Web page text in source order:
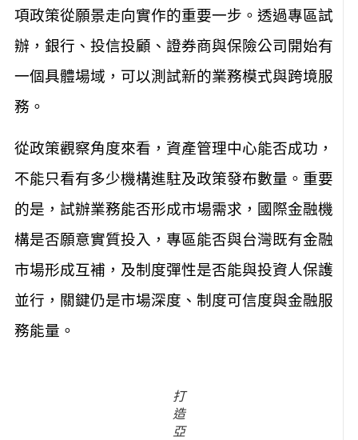
項政策從願景走向實作的重要一步。透過專區試
辦，銀行、投信投顧、證券商與保險公司開始有
一個具體場域，可以測試新的業務模式與跨境服
務。
從政策觀察角度來看，資產管理中心能否成功，
不能只看有多少機構進駐及政策發布數量。重要
的是，試辦業務能否形成市場需求，國際金融機
構是否願意實質投入，專區能否與台灣既有金融
市場形成互補，及制度彈性是否能與投資人保護
並行，關鍵仍是市場深度、制度可信度與金融服
務能量。
打
造
亞